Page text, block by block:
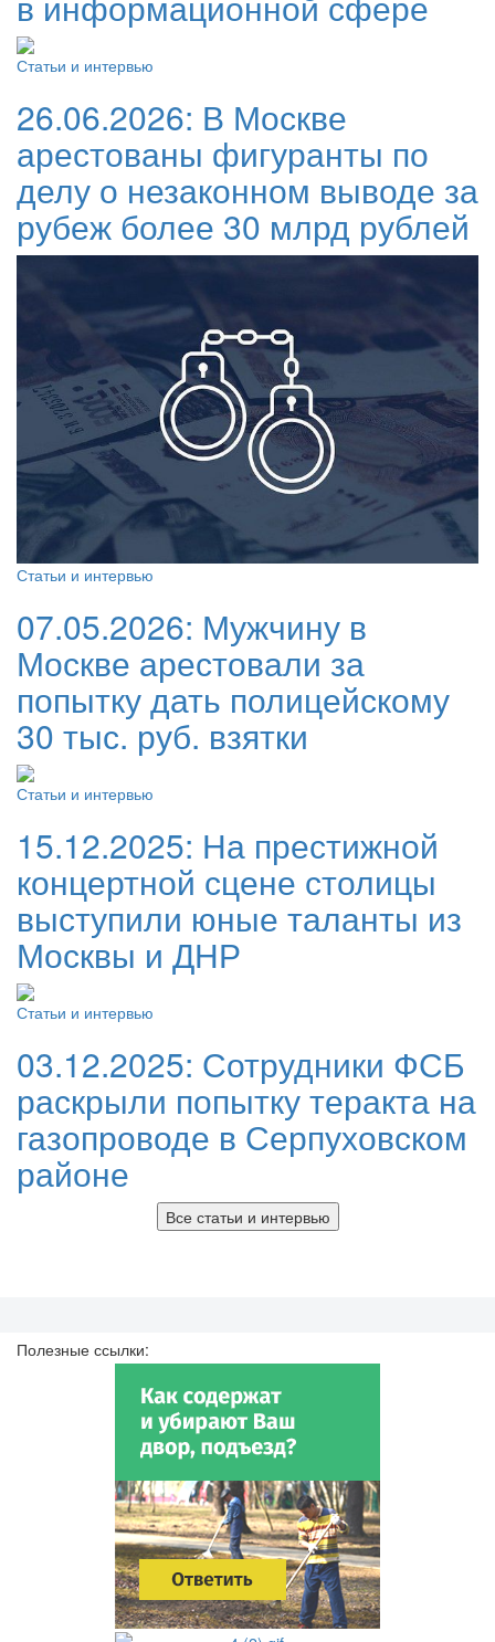
Статьи и интервью
26.06.2026: В Москве
арестованы фигуранты по
делу о незаконном выводе за
рубеж более 30 млрд рублей
Статьи и интервью
07.05.2026: Мужчину в
Москве арестовали за
попытку дать полицейскому
30 тыс. руб. взятки
Статьи и интервью
15.12.2025: На престижной
концертной сцене столицы
выступили юные таланты из
Москвы и ДНР
Статьи и интервью
03.12.2025: Сотрудники ФСБ
раскрыли попытку теракта на
газопроводе в Серпуховском
районе
Все статьи и интервью
Полезные ссылки: